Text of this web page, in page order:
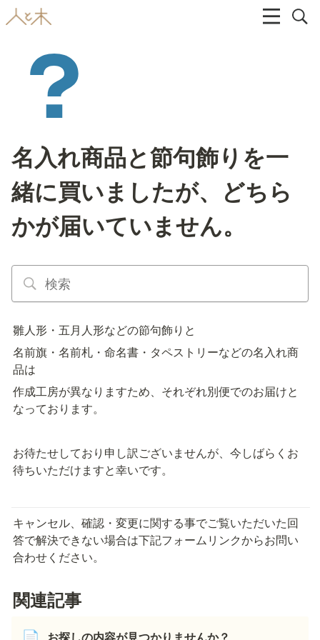
名入れ商品と節句飾りを一
緒に買いましたが、どちら
かが届いていません。
雛人形・五月人形などの節句飾りと
名前旗・名前札・命名書・タペストリーなどの名入れ商
品は
作成工房が異なりますため、それぞれ別便でのお届けと
なっております。
お待たせしており申し訳ございませんが、今しばらくお
待ちいただけますと幸いです。
キャンセル、確認・変更に関する事でご覧いただいた回
答で解決できない場合は下記フォームリンクからお問い
合わせください。
関連記事